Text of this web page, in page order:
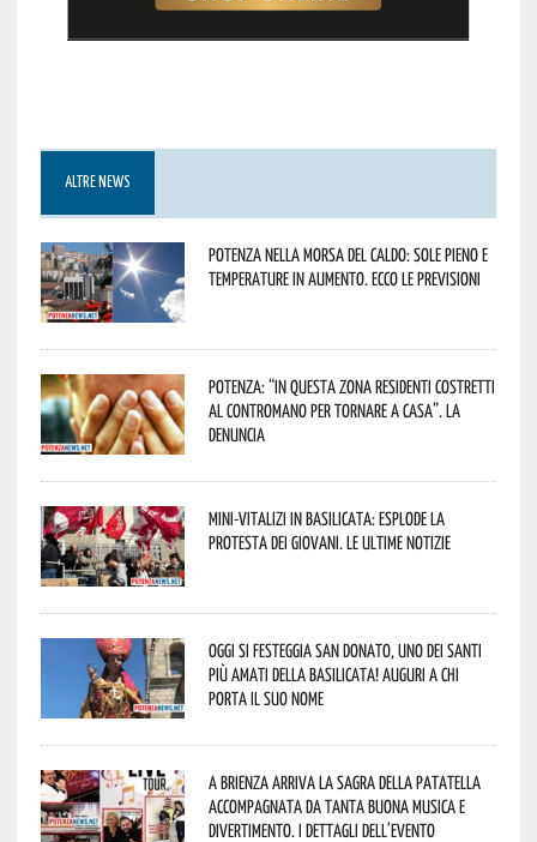
ALTRE NEWS
Potenza nella morsa del caldo: sole pieno e
temperature in aumento. Ecco le previsioni
Potenza: “In questa zona residenti costretti
al contromano per tornare a casa”. La
denuncia
Mini-vitalizi in Basilicata: esplode la
protesta dei giovani. Le ultime notizie
Oggi si festeggia San Donato, uno dei Santi
più amati della Basilicata! Auguri a chi
porta il suo nome
A Brienza arriva la Sagra della Patatella
accompagnata da tanta buona musica e
divertimento. I dettagli dell’evento